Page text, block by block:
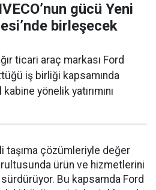
gücü Yeni
birleşecek
ticari araç markası Ford
iş birliği kapsamında
yönelik yatırımını
taşıma çözümleriyle değer
ürün ve hizmetlerini
Bu kapsamda Ford